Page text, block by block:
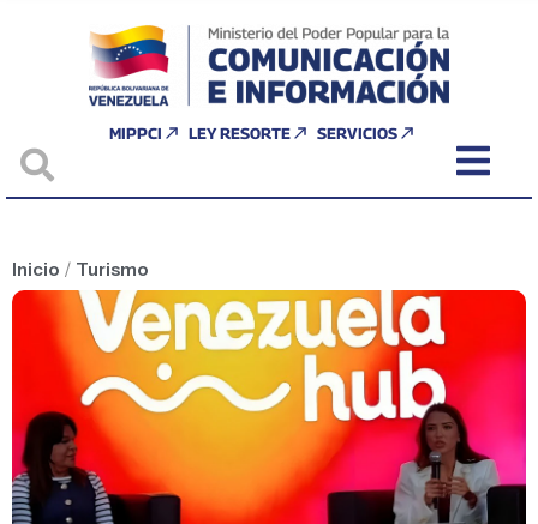
MIPPCI LEY RESORTE SERVICIOS
Inicio / Turismo